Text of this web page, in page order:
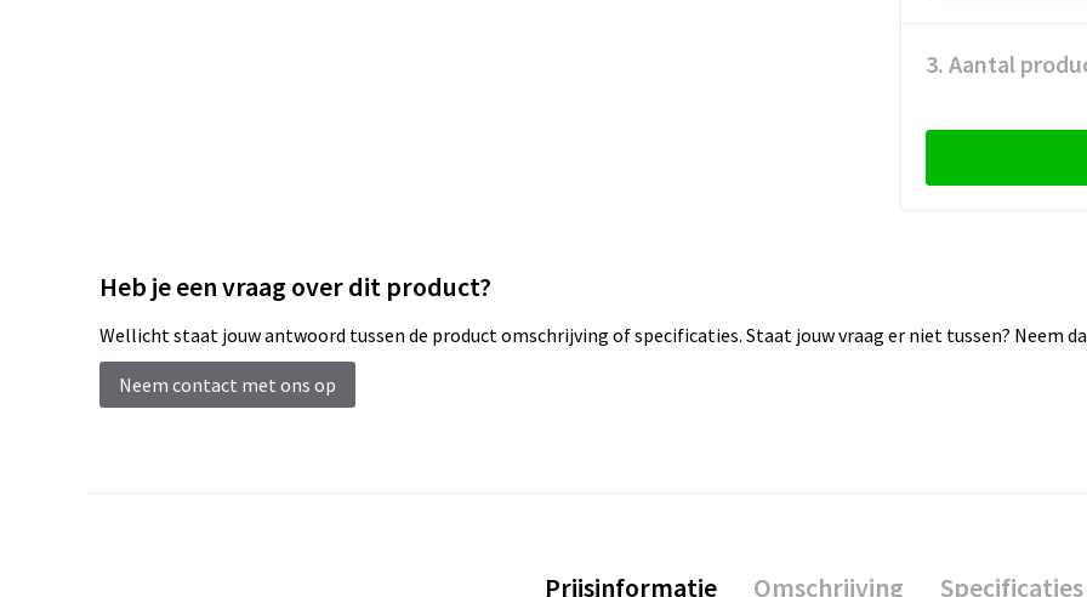
3. Aantal
Heb je een vraag over dit product?
Wellicht staat jouw antwoord tussen de product omschrijving of specificaties. Staat jouw vraag er niet tussen? Neem
Neem contact met ons op
Prijsinformatie Omschrijving Specificaties